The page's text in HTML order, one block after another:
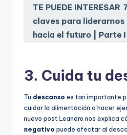
TE PUEDE INTERESAR
claves para liderarnos
hacia el futuro | Parte I
3. Cuida tu
Tu descanso es tan importante
cuidar la alimentación o hacer
nuevo post Leandro nos explica
negativo puede afectar al